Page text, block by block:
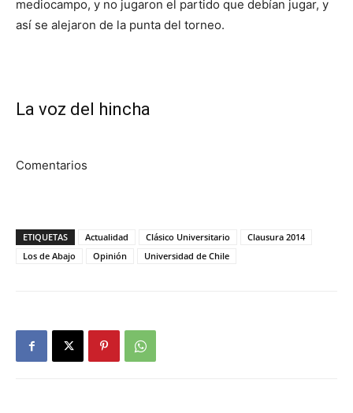
mediocampo, y no jugaron el partido que debían jugar, y
así se alejaron de la punta del torneo.
La voz del hincha
Comentarios
ETIQUETAS Actualidad Clásico Universitario
Clausura 2014
Los de Abajo
Opinión Universidad de Chile